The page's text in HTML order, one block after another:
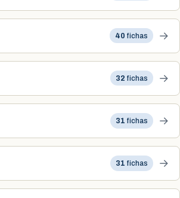
40 fichas →
32 fichas →
31 fichas →
31 fichas →